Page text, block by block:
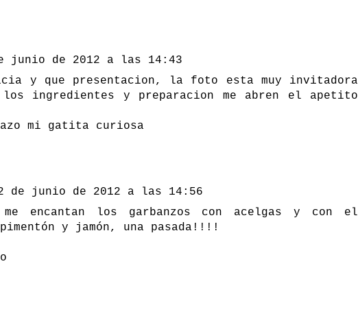
junio de 2012 a las 14:43
y que presentacion, la foto esta muy invitadora
los ingredientes y preparacion me abren el apetito
mi gatita curiosa
de junio de 2012 a las 14:56
encantan los garbanzos con acelgas y con el
y jamón, una pasada!!!!